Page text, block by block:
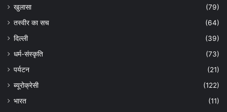
खुलासा
(79)
तस्वीर का सच
(64)
दिल्ली
(39)
धर्म-संस्कृति
(73)
पर्यटन
(21)
ब्यूरोक्रेसी
(122)
भारत
(11)